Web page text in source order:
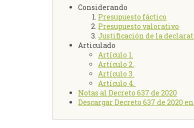
Considerando
Presupuesto fáctico
Presupuesto valorativo
Justificación de la
Articulado
Artículo 1.
Artículo 2.
Artículo 3.
Artículo 4.
Notas al Decreto 637 de 2020
Descargar Decreto 637 de 2020